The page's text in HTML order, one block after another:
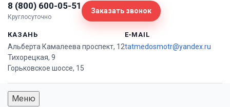
КАЗАНЬ
Альберта Камалеева проспект, 12
Тихорецкая, 9
Горьковское шоссе, 15
E‑MAIL
tatmedosmotr@yandex.ru
8 (800) 600-05-51
Круглосуточно
Заказать звонок
Меню